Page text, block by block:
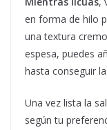
en forma de hilo
una textura
espesa, puedes
hasta conseguir
Una vez lista la
según tu